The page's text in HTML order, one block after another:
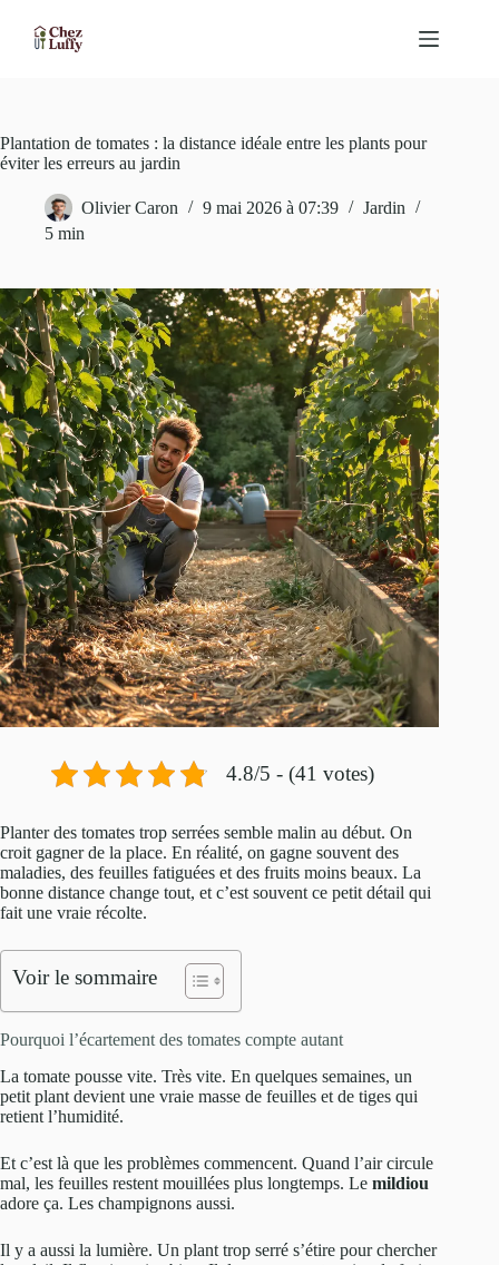
contenu
Plantation de tomates : la distance idéale entre les plants pour
éviter les erreurs au jardin
Olivier Caron 9 mai 2026 à 07:39
Jardin
5 min
4.8/5 - (41 votes)
Planter des tomates trop serrées semble malin au début. On
croit gagner de la place. En réalité, on gagne souvent des
maladies, des feuilles fatiguées et des fruits moins beaux. La
bonne distance change tout, et c’est souvent ce petit détail qui
fait une vraie récolte.
Voir le sommaire
Pourquoi l’écartement des tomates compte autant
La tomate pousse vite. Très vite. En quelques semaines, un
petit plant devient une vraie masse de feuilles et de tiges qui
retient l’humidité.
Et c’est là que les problèmes commencent. Quand l’air circule
mal, les feuilles restent mouillées plus longtemps. Le mildiou
adore ça. Les champignons aussi.
Il y a aussi la lumière. Un plant trop serré s’étire pour chercher